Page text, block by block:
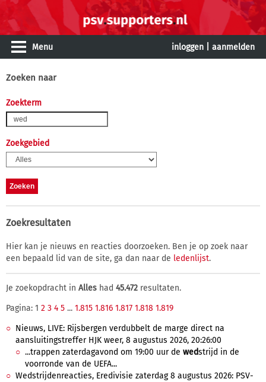
Menu inloggen aanmelden
Zoeken naar
Zoekterm
Zoekgebied
Zoekresultaten
Hier kan je nieuws en reacties doorzoeken. Ben je op zoek naar
een bepaald lid van de site, ga dan naar de ledenlijst.
Je zoekopdracht in Alles had 45.472 resultaten.
Pagina: 1 2 3 4 5 ... 1.815 1.816 1.817 1.818 1.819
Nieuws, LIVE: Rijsbergen verdubbelt de marge direct na
aansluitingstreffer HJK weer, 8 augustus 2026, 20:26:00
...trappen zaterdagavond om 19:00 uur de wedstrijd in de
voorronde van de UEFA...
Wedstrijdenreacties, Eredivisie zaterdag 8 augustus 2026: PSV-